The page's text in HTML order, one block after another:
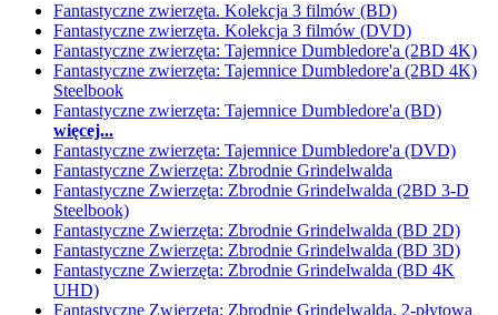
Fantastyczne zwierzęta. Kolekcja 3 filmów (BD)
Fantastyczne zwierzęta. Kolekcja 3 filmów (DVD)
Fantastyczne zwierzęta: Tajemnice Dumbledore'a (2BD 4K)
Fantastyczne zwierzęta: Tajemnice Dumbledore'a (2BD 4K)
Steelbook
Fantastyczne zwierzęta: Tajemnice Dumbledore'a (BD)
więcej...
Fantastyczne zwierzęta: Tajemnice Dumbledore'a (DVD)
Fantastyczne Zwierzęta: Zbrodnie Grindelwalda
Fantastyczne Zwierzęta: Zbrodnie Grindelwalda (2BD 3-D
Steelbook)
Fantastyczne Zwierzęta: Zbrodnie Grindelwalda (BD 2D)
Fantastyczne Zwierzęta: Zbrodnie Grindelwalda (BD 3D)
Fantastyczne Zwierzęta: Zbrodnie Grindelwalda (BD 4K
UHD)
Fantastyczne Zwierzęta: Zbrodnie Grindelwalda. 2-płytowa